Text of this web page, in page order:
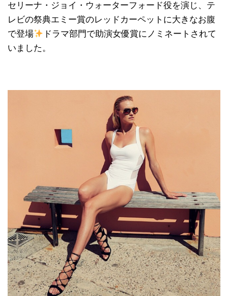
セリーナ・ジョイ・ウォーターフォード役を演じ、テ
レビの祭典エミー賞のレッドカーペットに大きなお腹
で登場
ドラマ部門で助演女優賞にノミネートされて
いました。